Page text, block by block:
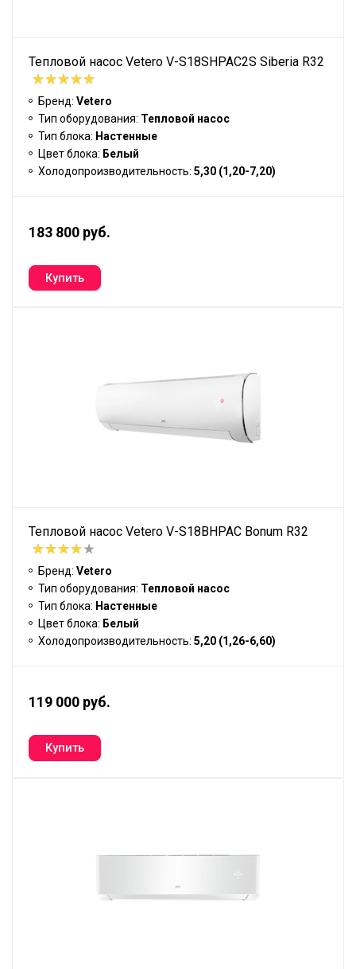
Тепловой насос Vetero V-S18SHPAC2S Siberia R32
Бренд: Vetero
Тип оборудования: Тепловой насос
Тип блока: Настенные
Цвет блока: Белый
Холодопроизводительность: 5,30 (1,20-7,20)
183 800 руб.
Тепловой насос Vetero V-S18BHPAC Bonum R32
Бренд: Vetero
Тип оборудования: Тепловой насос
Тип блока: Настенные
Цвет блока: Белый
Холодопроизводительность: 5,20 (1,26-6,60)
119 000 руб.